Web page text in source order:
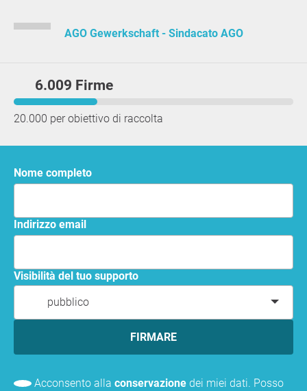
AGO Gewerkschaft - Sindacato AGO
6.009 Firme
20.000 per obiettivo di raccolta
Nome completo
Indirizzo email
Visibilità del tuo supporto
pubblico
FIRMARE
Acconsento alla conservazione dei miei dati. Posso